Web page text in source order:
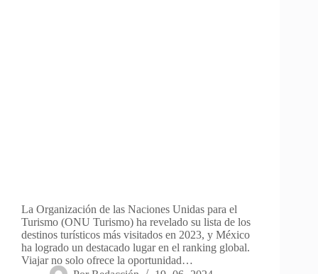
La Organización de las Naciones Unidas para el
Turismo (ONU Turismo) ha revelado su lista de los
destinos turísticos más visitados en 2023, y México
ha logrado un destacado lugar en el ranking global.
Viajar no solo ofrece la oportunidad…